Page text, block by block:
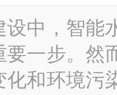
设中，智能
要一步。然
化和环境污